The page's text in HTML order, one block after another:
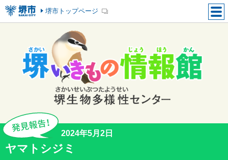
堺市トップページ
2024年5月2日
ヤマトシジミ